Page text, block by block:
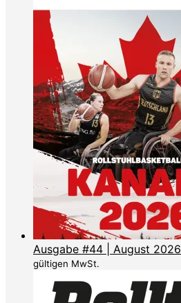
Ausgabe #44 | August 2026
gültigen MwSt.